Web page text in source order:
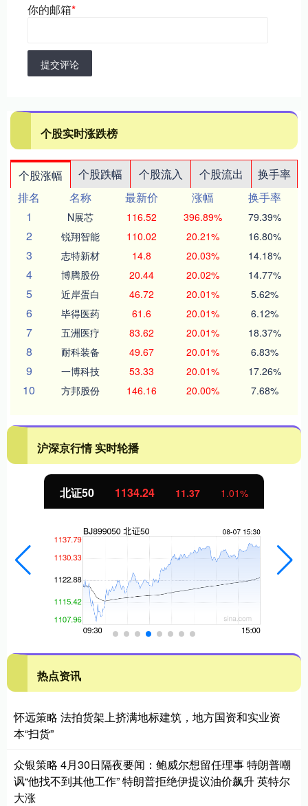
你的邮箱*
提交评论
个股实时涨跌榜
个股涨幅 个股跌幅 个股流入 个股流出
换手率
排名
名称 最新价 涨幅
换手率
1
N展芯 116.52 396.89% 79.39%
2 锐翔智能 110.02 20.21% 16.80%
3 志特新材 14.8 20.03% 14.18%
4 博腾股份 20.44 20.02% 14.77%
5 近岸蛋白 46.72 20.01% 5.62%
6 毕得医药 61.6 20.01% 6.12%
7 五洲医疗 83.62 20.01% 18.37%
8 耐科装备 49.67 20.01% 6.83%
9 一博科技 53.33 20.01% 17.26%
10 方邦股份 146.16 20.00% 7.68%
沪深京行情 实时轮播
北证50 1134.24 11.37 1.01%
热点资讯
怀远策略 法拍货架上挤满地标建筑，地方国资和实业资
本“扫货”
众银策略 4月30日隔夜要闻：鲍威尔想留任理事 特朗普嘲
讽“他找不到其他工作” 特朗普拒绝伊提议油价飙升 英特尔
大涨